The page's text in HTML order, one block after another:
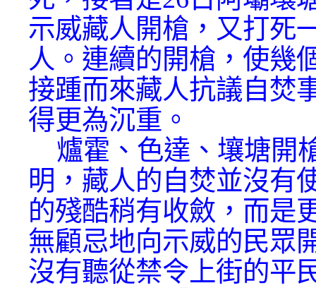
示威藏人開槍，又打死
人。連續的開槍，使幾
接踵而來藏人抗議自焚
得更為沉重。
爐霍、色達、壤塘開
明，藏人的自焚並沒有
的殘酷稍有收斂，而是
無顧忌地向示威的民眾
沒有聽從禁令上街的平